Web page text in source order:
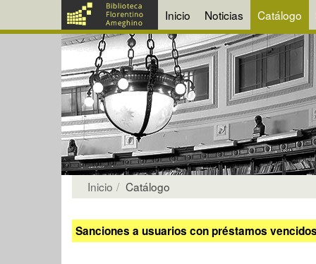
Inicio Noticias Catálogo
Inicio Catálogo
Sanciones a usuarios con préstamos